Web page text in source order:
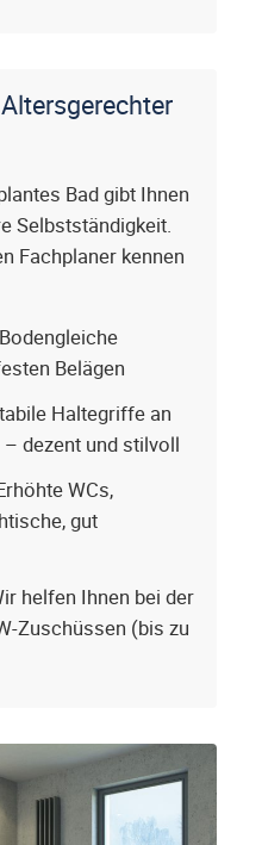
Bad gibt Ihnen
Selbstständigkeit.
Fachplaner kennen
Belägen
Haltegriffe an
dezent und stilvoll
WCs,
gut
helfen Ihnen bei der
Zuschüssen (bis zu